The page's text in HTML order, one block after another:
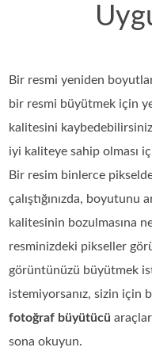
Bir resmi yeniden
bir resmi büyütmek için
kalitesini
iyi kaliteye sahip olması
Bir resim binlerce
çalıştığınızda, boyutunu
kalitesinin bozulmasına
resminizdeki pikseller
görüntünüzü büyütmek
istemiyorsanız, sizin için
fotoğraf büyütücü
sona okuyun.